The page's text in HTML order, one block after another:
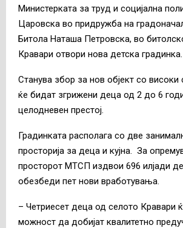
Министерката за труд и социјална
Царовска во придружба на
Битола Наташа Петровска, во
Кравари отвори нова детска градинка.
Станува збор за нов објект со високи
ќе бидат згрижени деца од 2 до 6
целодневен престој.
Градинката располага со две
просторија за деца и кујна. За
просторот МТСП издвои 696 илјади
обезбеди пет нови вработувања.
– Четриесет деца од селото Кравари
можност да добијат квалитетно